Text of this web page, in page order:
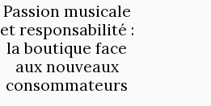
Passion musicale
et responsabilité :
la boutique face
aux nouveaux
consommateurs